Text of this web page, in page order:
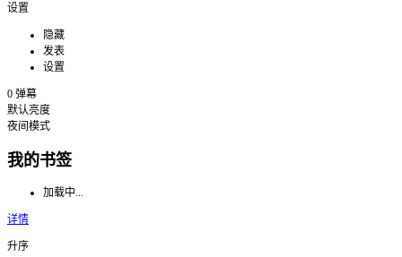
设置
隐藏
发表
设置
0 弹幕
默认亮度
夜间模式
我的书签
加载中...
详情
升序